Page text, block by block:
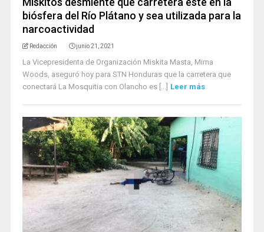
biósfera del Río Plátano y sea utilizada para la
narcoactividad
Redacción junio 21, 2021
La Vicepresidenta de Organización Miskita Masta, Mirna
Woods, aseguró hoy para STN Honduras que la carretera que
conectará La Mosquitia con Olancho es [...] Leer más